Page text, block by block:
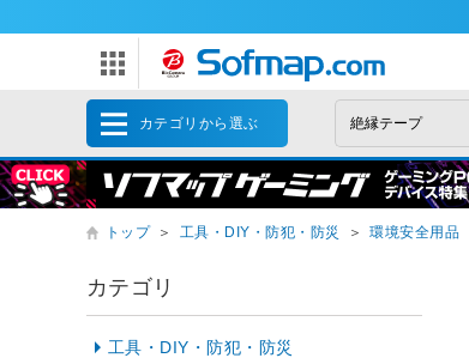
カテゴリから選ぶ
トップ ＞ 工具・DIY・防犯・防災 ＞ 環境安全用品
カテゴリ
工具・DIY・防犯・防災